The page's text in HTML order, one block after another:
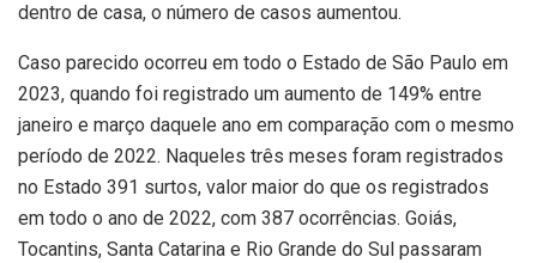
dentro de casa, o número de casos aumentou.
Caso parecido ocorreu em todo o Estado de São Paulo em
2023, quando foi registrado um aumento de 149% entre
janeiro e março daquele ano em comparação com o mesmo
período de 2022. Naqueles três meses foram registrados
no Estado 391 surtos, valor maior do que os registrados
em todo o ano de 2022, com 387 ocorrências. Goiás,
Tocantins, Santa Catarina e Rio Grande do Sul passaram